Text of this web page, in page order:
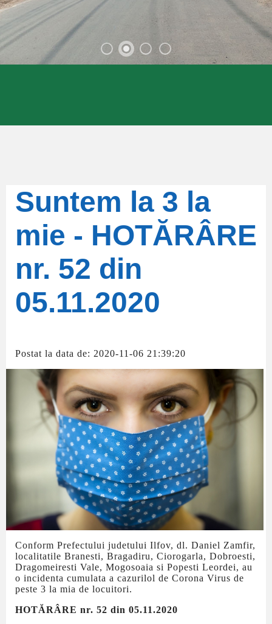
Suntem la 3 la
mie - HOTĂRÂRE
nr. 52 din
05.11.2020
Postat la data de: 2020-11-06 21:39:20
Conform Prefectului judetului Ilfov, dl. Daniel Zamfir,
localitatile Branesti, Bragadiru, Ciorogarla, Dobroesti,
Dragomeiresti Vale, Mogosoaia si Popesti Leordei, au
o incidenta cumulata a cazurilol de Corona Virus de
peste 3 la mia de locuitori.
HOTĂRÂRE nr. 52 din 05.11.2020